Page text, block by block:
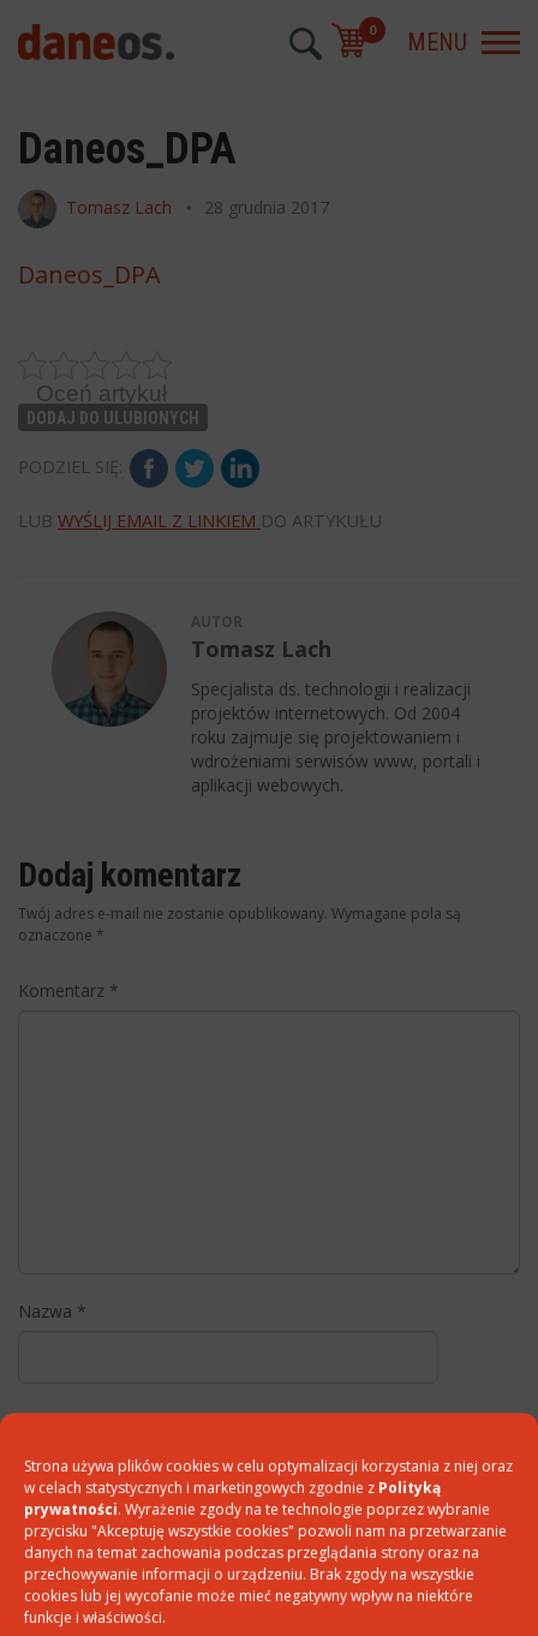
Strona używa plików cookies w celu optymalizacji korzystania z niej oraz
w celach statystycznych i marketingowych zgodnie z Polityką
prywatności. Wyrażenie zgody na te technologie poprzez wybranie
przycisku "Akceptuję wszystkie cookies" pozwoli nam na przetwarzanie
danych na temat zachowania podczas przeglądania strony oraz na
przechowywanie informacji o urządzeniu. Brak zgody na wszystkie
cookies lub jej wycofanie może mieć negatywny wpływ na niektóre
funkcje i właściwości.
MENU
0
Daneos_DPA
Tomasz Lach 28 grudnia 2017
Daneos_DPA
Oceń artykuł
DODAJ DO ULUBIONYCH
PODZIEL SIĘ:
LUB WYŚLIJ EMAIL Z LINKIEM DO ARTYKUŁU
AUTOR
Tomasz Lach
Specjalista ds. technologii i realizacji
projektów internetowych. Od 2004
roku zajmuje się projektowaniem i
wdrożeniami serwisów www, portali i
aplikacji webowych.
Dodaj komentarz
Twój adres e-mail nie zostanie opublikowany. Wymagane pola są
oznaczone *
Komentarz *
Nazwa *
E-mail*
Witryna internetowa